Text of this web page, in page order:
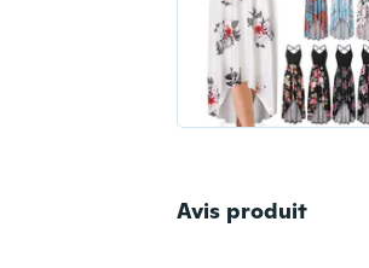
Avis produit